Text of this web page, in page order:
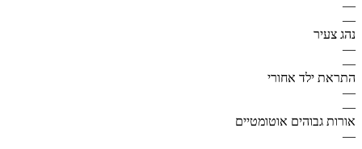
—
—
נהג צעיר
—
—
התראת ילד אחורי
—
—
אורות גבוהים אוטומטיים
—